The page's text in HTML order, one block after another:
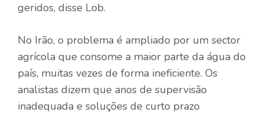
geridos, disse Lob.
No Irão, o problema é ampliado por um sector
agrícola que consome a maior parte da água do
país, muitas vezes de forma ineficiente. Os
analistas dizem que anos de supervisão
inadequada e soluções de curto prazo